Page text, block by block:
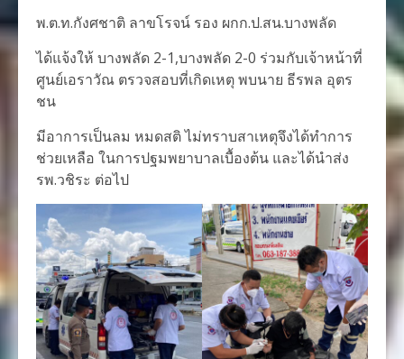
พ.ต.ท.กังศชาติ ลาขโรจน์ รอง ผกก.ป.สน.บางพลัด
ได้แจ้งให้ บางพลัด 2-1,บางพลัด 2-0 ร่วมกับเจ้าหน้าที่
ศูนย์เอราวัณ ตรวจสอบที่เกิดเหตุ พบนาย ธีรพล อุตร
ชน
มีอาการเป็นลม หมดสติ ไม่ทราบสาเหตุจึงได้ทำการ
ช่วยเหลือ ในการปฐมพยาบาลเบื้องต้น และได้นำส่ง
รพ.วชิระ ต่อไป